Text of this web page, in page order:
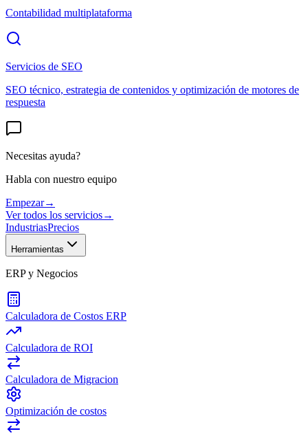
Contabilidad multiplataforma
Servicios de SEO
SEO técnico, estrategia de contenidos y optimización de motores de
respuesta
Necesitas ayuda?
Habla con nuestro equipo
Empezar→
Ver todos los servicios→
IndustriasPrecios
Herramientas
ERP y Negocios
Calculadora de Costos ERP
Calculadora de ROI
Calculadora de Migracion
Optimización de costos